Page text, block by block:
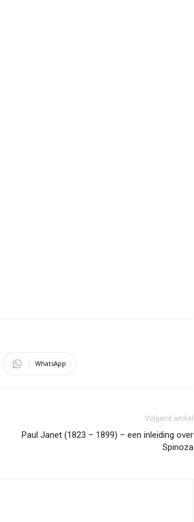
WhatsApp
Volgend artikel
Paul Janet (1823 – 1899) – een inleiding over
Spinoza